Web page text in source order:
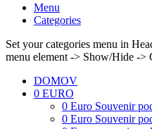
Menu
Categories
Set your categories menu in
menu element -> Show/Hide ->
DOMOV
0 EURO
0 Euro Souvenir
0 Euro Souvenir